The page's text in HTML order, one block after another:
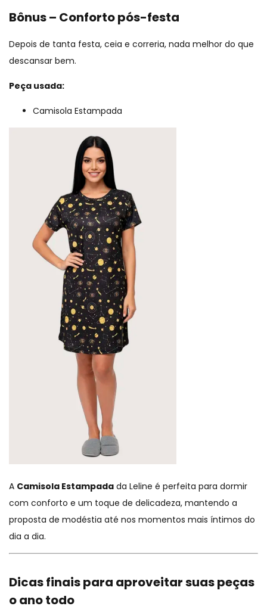
Bônus – Conforto pós-festa
Depois de tanta festa, ceia e correria, nada melhor do que
descansar bem.
Peça usada:
Camisola Estampada
A Camisola Estampada da Leline é perfeita para dormir
com conforto e um toque de delicadeza, mantendo a
proposta de modéstia até nos momentos mais íntimos do
dia a dia.
Dicas finais para aproveitar suas peças
o ano todo